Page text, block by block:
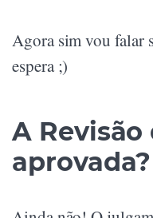
Agora sim vou falar
espera ;)
A Revisão
aprovada?